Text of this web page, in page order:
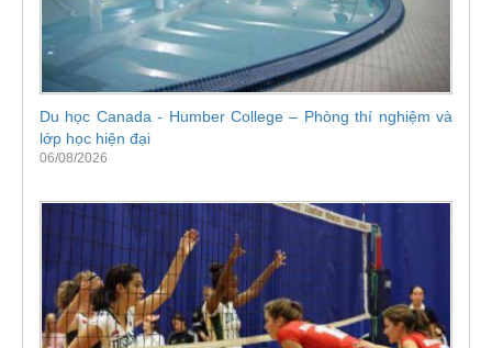
Du học Canada - Humber College – Phòng thí nghiệm và
lớp học hiện đại
06/08/2026